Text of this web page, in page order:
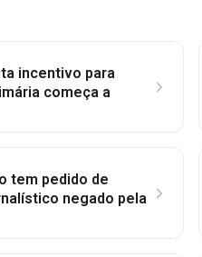
incentivo para
começa a
tem pedido de
negado pela